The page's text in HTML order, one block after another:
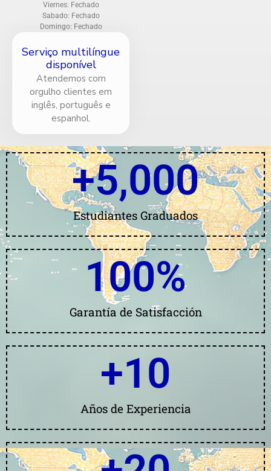
Viernes: Fechado
Sabado: Fechado
Domingo: Fechado
Serviço multilíngue
disponível
Atendemos com
orgulho clientes em
inglês, português e
espanhol.
Estudiantes Graduados
+5,000
Garantía de Satisfacción
100%
Años de Experiencia
+10